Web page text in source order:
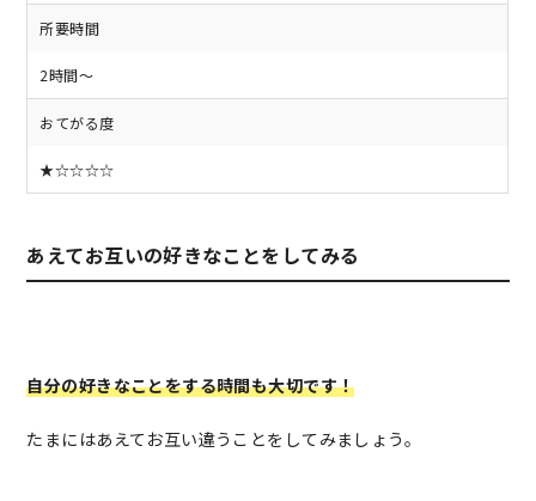
所要時間
2時間～
おてがる度
★☆☆☆☆
あえてお互いの好きなことをしてみる
自分の好きなことをする時間も大切です！
たまにはあえてお互い違うことをしてみましょう。